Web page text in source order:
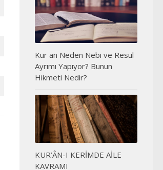
Kur an Neden Nebi ve Resul
Ayrımı Yapıyor? Bunun
Hikmeti Nedir?
KUR’ÂN-I KERİMDE AİLE
KAVRAMI